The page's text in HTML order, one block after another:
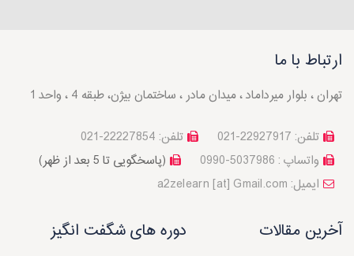
ارتباط با ما
تهران ، بلوار میرداماد ، میدان مادر ، ساختمان بیژن، طبقه 4 ، واحد 1
تلفن: 22227854-021
تلفن: 22927917-021
(پاسخگویی تا 5 بعد از ظهر)
واتساپ : 5037986-0990
a2zelearn [at] Gmail.com :ایمیل
آخرین مقالات دوره های شگفت انگیز